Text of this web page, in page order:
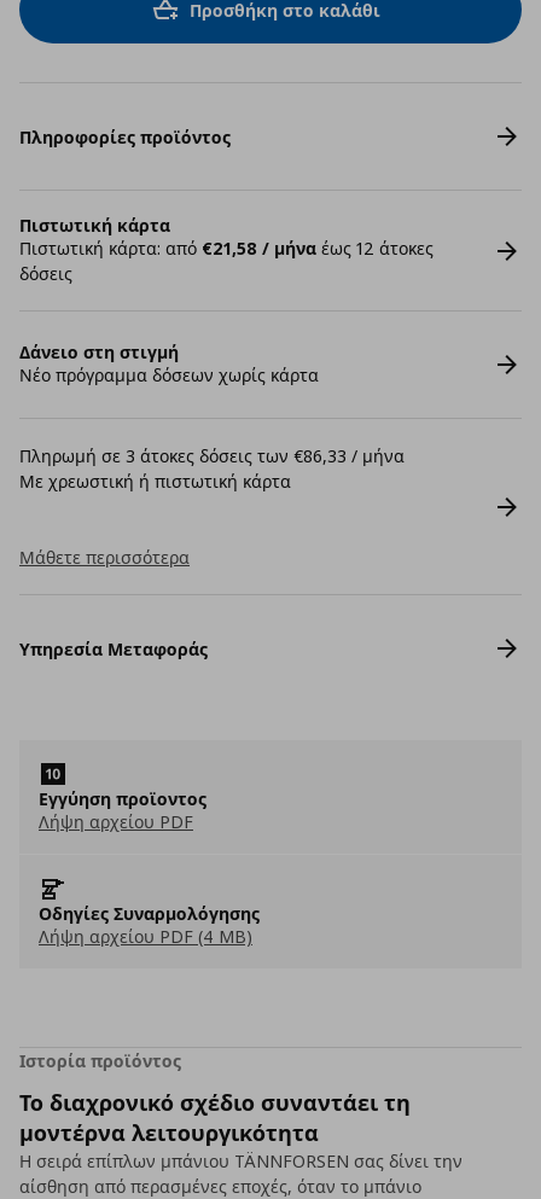
Προσθήκη στο καλάθι
Πληροφορίες προϊόντος
Πιστωτική κάρτα
Πιστωτική κάρτα: από €21,58 / μήνα έως 12 άτοκες
δόσεις
Δάνειο στη στιγμή
Νέο πρόγραμμα δόσεων χωρίς κάρτα
Πληρωμή σε 3 άτοκες δόσεις των €86,33 / μήνα
Με χρεωστική ή πιστωτική κάρτα
Μάθετε περισσότερα
Υπηρεσία Μεταφοράς
Εγγύηση προϊοντος
Λήψη αρχείου PDF
Οδηγίες Συναρμολόγησης
Λήψη αρχείου PDF (4 MB)
Ιστορία προϊόντος
Το διαχρονικό σχέδιο συναντάει τη
μοντέρνα λειτουργικότητα
Η σειρά επίπλων μπάνιου TÄNNFORSEN σας δίνει την
αίσθηση από περασμένες εποχές, όταν το μπάνιο